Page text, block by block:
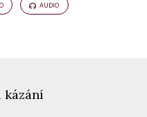
AUDIO
kázání